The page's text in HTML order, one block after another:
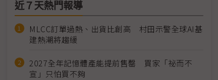
近７天熱門報導
MLCC訂單過熱、出貨比創高 村田示警全球AI基
建熱潮將趨緩
2027全年記憶體產能提前售罄 買家「祕而不
宣」只怕買不夠